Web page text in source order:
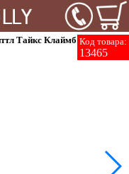
Код товара:
13465
Тайкс Клаймб